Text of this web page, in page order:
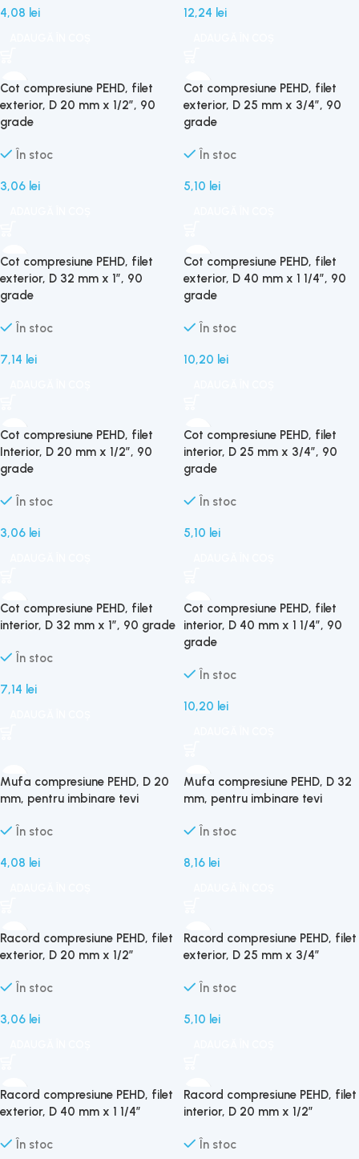
4,08 lei 12,24 lei
Cot compresiune PEHD, filet
exterior, D 20 mm x 1/2″, 90
grade
În stoc
3,06 lei
Cot compresiune PEHD, filet
exterior, D 25 mm x 3/4″, 90
grade
În stoc
5,10 lei
Cot compresiune PEHD, filet
exterior, D 32 mm x 1″, 90
grade
În stoc
7,14 lei
Cot compresiune PEHD, filet
exterior, D 40 mm x 1 1/4″, 90
grade
În stoc
10,20 lei
Cot compresiune PEHD, filet
Interior, D 20 mm x 1/2″, 90
grade
În stoc
3,06 lei
Cot compresiune PEHD, filet
interior, D 25 mm x 3/4″, 90
grade
În stoc
5,10 lei
Cot compresiune PEHD, filet
interior, D 32 mm x 1″, 90 grade
În stoc
7,14 lei
Cot compresiune PEHD, filet
interior, D 40 mm x 1 1/4″, 90
grade
În stoc
10,20 lei
Mufa compresiune PEHD, D 20
mm, pentru imbinare tevi
În stoc
4,08 lei
Mufa compresiune PEHD, D 32
mm, pentru imbinare tevi
În stoc
8,16 lei
Racord compresiune PEHD, filet
exterior, D 20 mm x 1/2″
În stoc
3,06 lei
Racord compresiune PEHD, filet
exterior, D 25 mm x 3/4″
În stoc
5,10 lei
Racord compresiune PEHD, filet
exterior, D 40 mm x 1 1/4″
În stoc
Racord compresiune PEHD, filet
interior, D 20 mm x 1/2″
În stoc